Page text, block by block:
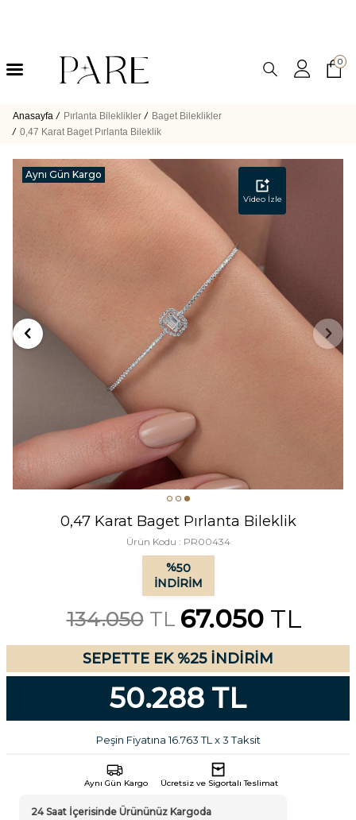
0
Anasayfa / Pırlanta Bileklikler / Baget Bileklikler
/ 0,47 Karat Baget Pırlanta Bileklik
Video İzle
Aynı Gün Kargo
0,47 Karat Baget Pırlanta Bileklik
Ürün Kodu : PR00434
%50
İNDIRIM
134.050TL 67.050TL
SEPETTE EK %25 İNDİRİM
50.288 TL
Peşin Fiyatına 16.763 TL x 3 Taksit
Aynı Gün Kargo Ücretsiz ve Sigortalı Teslimat
24 Saat İçerisinde Ürününüz Kargoda